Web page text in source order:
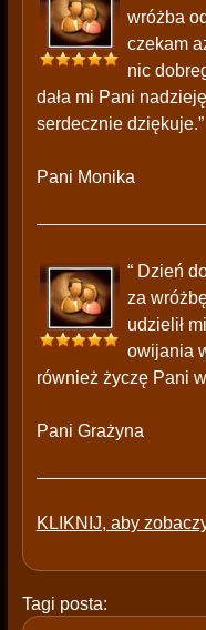
wróżba
czekam
nic
dała mi Pani
serdecznie dziękuje.”
Pani Monika
“ Dzień
za
udzielił
owijania
również życzę Pani
Pani Grażyna
KLIKNIJ, aby
Tagi posta: